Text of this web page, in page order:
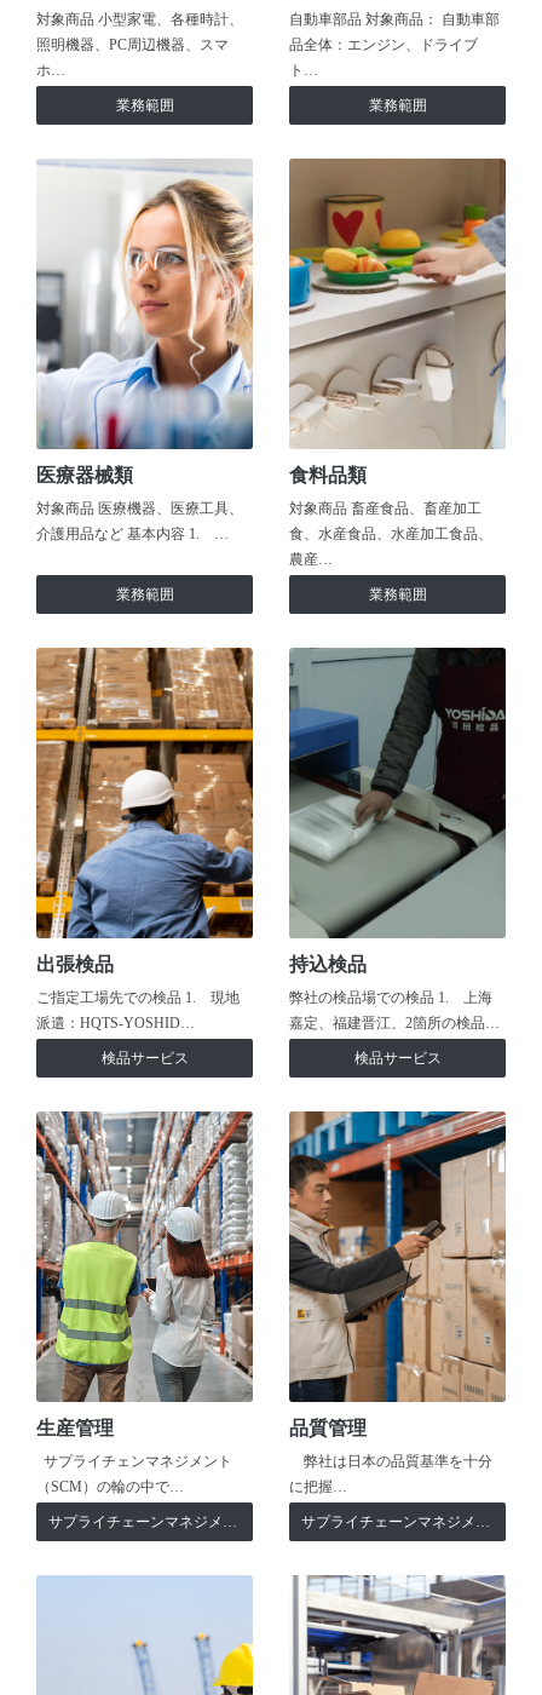
対象商品 小型家電、各種時計、
照明機器、PC周辺機器、スマ
ホ…
業務範囲
自動車部品 対象商品： 自動車部
品全体：エンジン、ドライブ
ト…
業務範囲
医療器械類
対象商品 医療機器、医療工具、
介護用品など 基本内容 1. …
業務範囲
食料品類
対象商品 畜産食品、畜産加工
食、水産食品、水産加工食品、
農産…
業務範囲
出張検品
ご指定工場先での検品 1. 現地
派遣：HQTS-YOSHID…
検品サービス
持込検品
弊社の検品場での検品 1. 上海
嘉定、福建晋江、2箇所の検品…
検品サービス
生産管理
サプライチェンマネジメント
（SCM）の輪の中で…
サプライチェーンマネジメント
品質管理
弊社は日本の品質基準を十分
に把握…
サプライチェーンマネジメント